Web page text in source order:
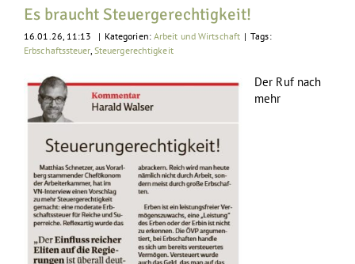
Es braucht Steuergerechtigkeit!
16.01.26, 11:13 | Kategorien: Arbeit und Wirtschaft | Tags:
Erbschaftssteuer, Steuergerechtigkeit
Der Ruf nach
mehr